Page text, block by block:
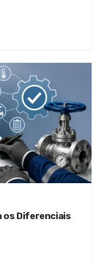
os Diferenciais